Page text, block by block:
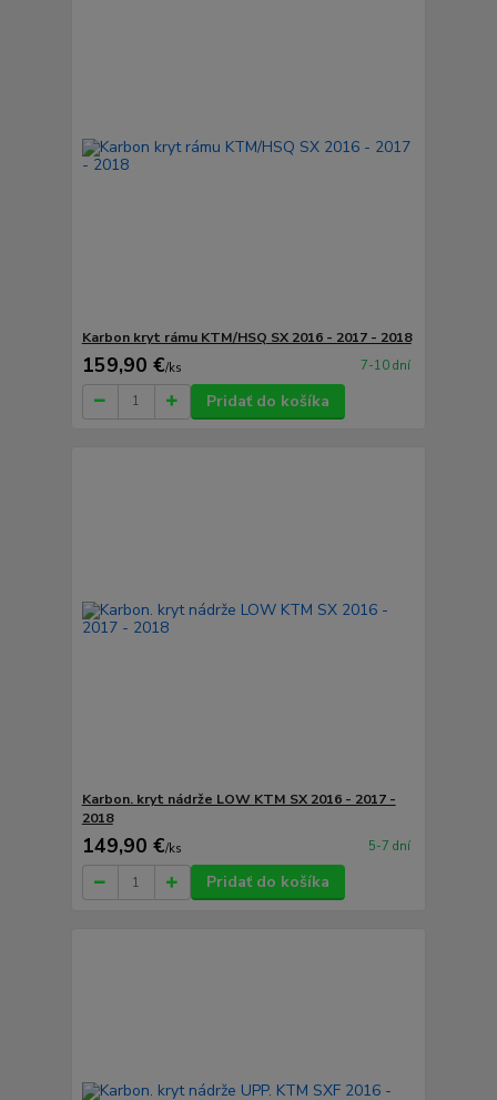
Karbon kryt rámu KTM/HSQ SX 2016 - 2017 - 2018
159,90 €/ks 7-10 dní
Pridať do košíka
Karbon. kryt nádrže LOW KTM SX 2016 - 2017 -
2018
149,90 €/ks 5-7 dní
Pridať do košíka